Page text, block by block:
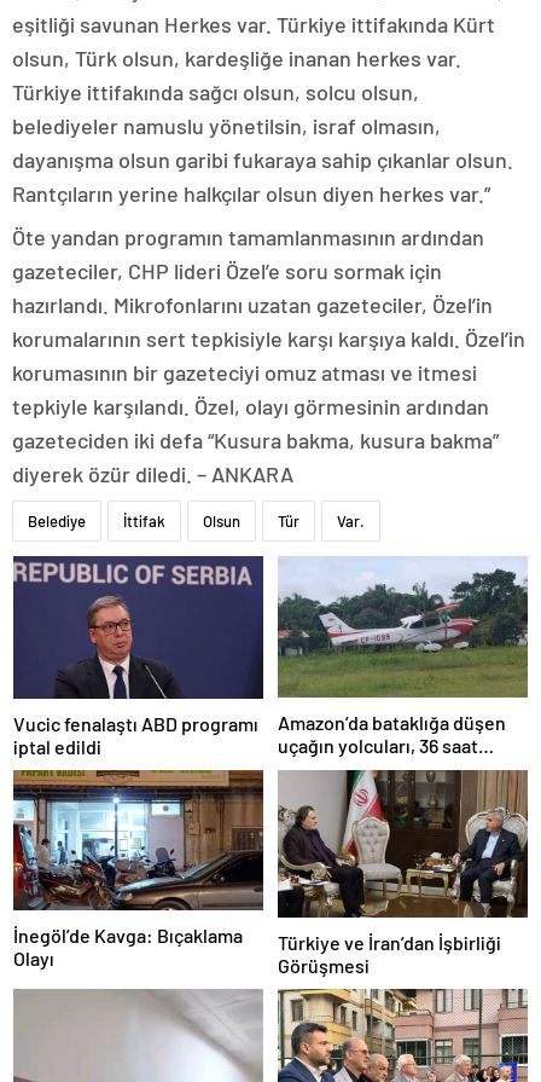
eşitliği savunan Herkes var. Türkiye ittifakında Kürt
olsun, Türk olsun, kardeşliğe inanan herkes var.
Türkiye ittifakında sağcı olsun, solcu olsun,
belediyeler namuslu yönetilsin, israf olmasın,
dayanışma olsun garibi fukaraya sahip çıkanlar olsun.
Rantçıların yerine halkçılar olsun diyen herkes var.”
Öte yandan programın tamamlanmasının ardından
gazeteciler, CHP lideri Özel’e soru sormak için
hazırlandı. Mikrofonlarını uzatan gazeteciler, Özel’in
korumalarının sert tepkisiyle karşı karşıya kaldı. Özel’in
korumasının bir gazeteciyi omuz atması ve itmesi
tepkiyle karşılandı. Özel, olayı görmesinin ardından
gazeteciden iki defa “Kusura bakma, kusura bakma”
diyerek özür diledi. – ANKARA
Belediye İttifak Olsun Tür Var.
Vucic fenalaştı ABD programı
iptal edildi
Amazon’da bataklığa düşen
uçağın yolcuları, 36 saat
kurtarılmayı bekledi
İnegöl’de Kavga: Bıçaklama
Olayı
Türkiye ve İran’dan İşbirliği
Görüşmesi